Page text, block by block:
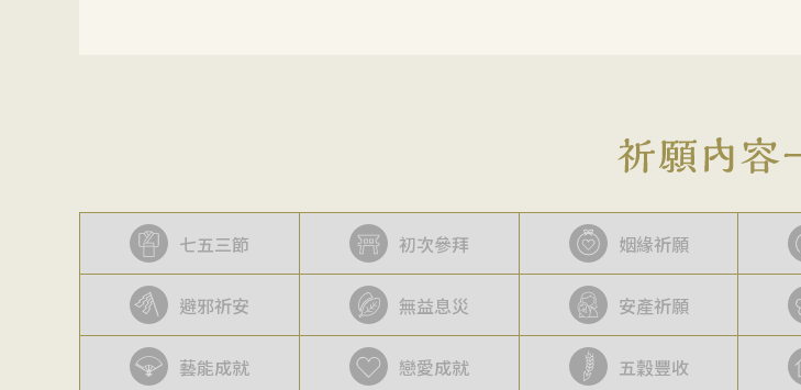
七五三節 初次參拜 姻緣祈願
避邪祈安 無益息災 安產祈願
藝能成就 戀愛成就 五穀豐收